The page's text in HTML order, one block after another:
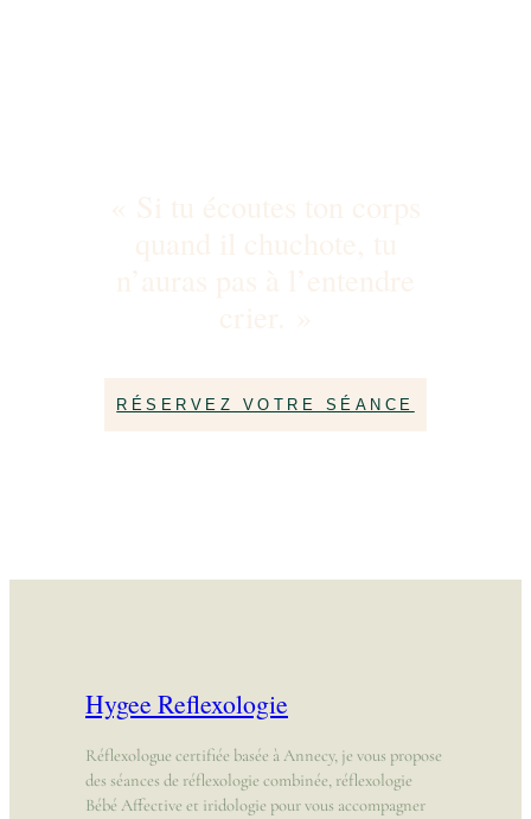
RÉSERVEZ VOTRE SÉANCE
Hygee Reflexologie
Réflexologue certifiée basée à Annecy, je vous propose
des séances de réflexologie combinée, réflexologie
Bébé Affective et iridologie pour vous accompagner